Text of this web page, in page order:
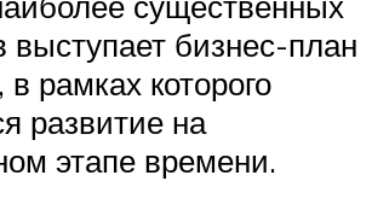
выступает бизнес-план
в рамках которого
развитие на
этапе времени.